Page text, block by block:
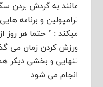
مانند به گردش بردن
ترامپولین و برنامه
میکند : ” حتما هر روز
ورزش کردن زمان می
تنهایی و بخشی دیگر
انجام می شود